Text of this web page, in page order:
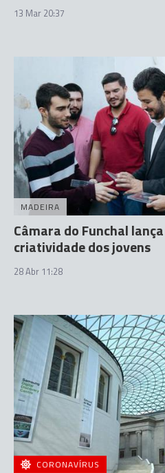
13 Mar 20:37
MADEIRA
Câmara do Funchal
criatividade dos jovens
28 Abr 11:28
CORONAVÍRUS